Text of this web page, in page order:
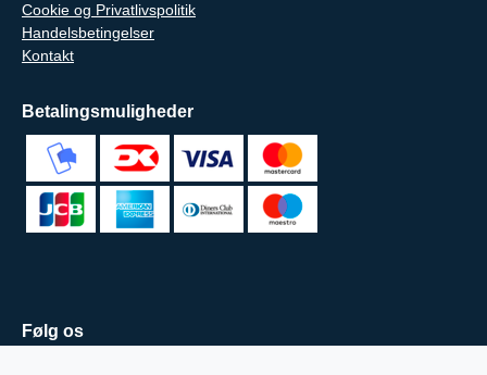
Cookie og Privatlivspolitik
Handelsbetingelser
Kontakt
Betalingsmuligheder
Følg os